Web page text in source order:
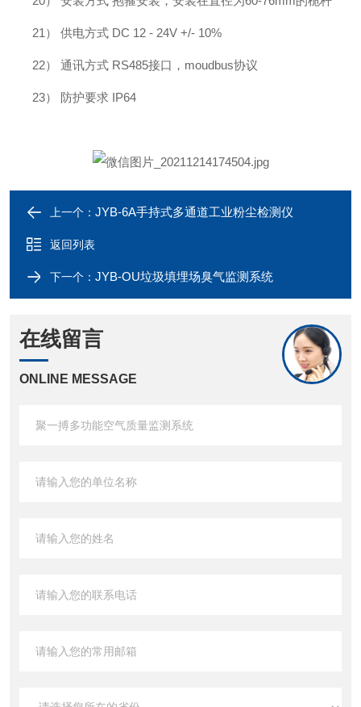
21） 供电方式 DC 12 - 24V +/- 10%
22） 通讯方式 RS485接口，moudbus协议
23） 防护要求 IP64
上一个： JYB-6A手持式多通道工业粉尘检测仪
返回列表
下一个： JYB-OU垃圾填埋场臭气监测系统
在线留言
ONLINE MESSAGE